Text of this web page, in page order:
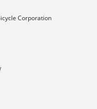
Corporation